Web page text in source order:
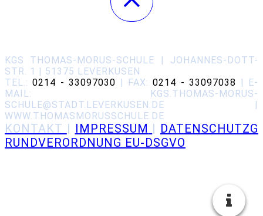
KGS THOMAS-MORUS-SCHULE | JOHANNES-DOTT-
STR. 1 | 51375 LEVERKUSEN
TEL.:0214 - 33097030 | FAX:0214 - 33097038 | E-
MAIL: KGS.THOMAS-MORUS-
SCHULE@STADT.LEVERKUSEN.DE |
WWW.THOMASMORUSSCHULE.DE
KONTAKT | IMPRESSUM | DATENSCHUTZG
RUNDVERORDNUNG EU-DSGVO